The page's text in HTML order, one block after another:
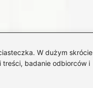
W dużym skrócie
treści, badanie odbiorców i